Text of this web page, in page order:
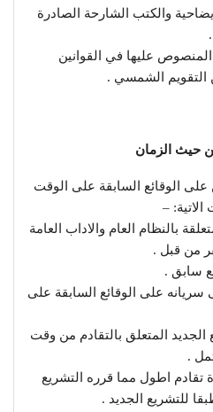
والكتب الشارحة الصادرة
المنصوص عليها في القوانين
التقويم الشمسي .
حيث الزمان
على الوقائع السابقة على الوقت
الاتية: –
بالنظام العام والاداب العامة
من قبل .
سريانه على الوقائع السابقة على
التشريع الجديد المتعلق بالتقادم من وقت
.
تقادم اطول مما قرره التشريع
للتشريع الجديد .